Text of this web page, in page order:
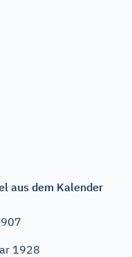
aus dem Kalender
1928